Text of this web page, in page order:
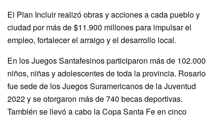
El Plan Incluir realizó obras y acciones a cada pueblo y
ciudad por más de $11.900 millones para impulsar el
empleo, fortalecer el arraigo y el desarrollo local.
En los Juegos Santafesinos participaron más de 102.000
niños, niñas y adolescentes de toda la provincia. Rosario
fue sede de los Juegos Suramericanos de la Juventud
2022 y se otorgaron más de 740 becas deportivas.
También se llevó a cabo la Copa Santa Fe en cinco